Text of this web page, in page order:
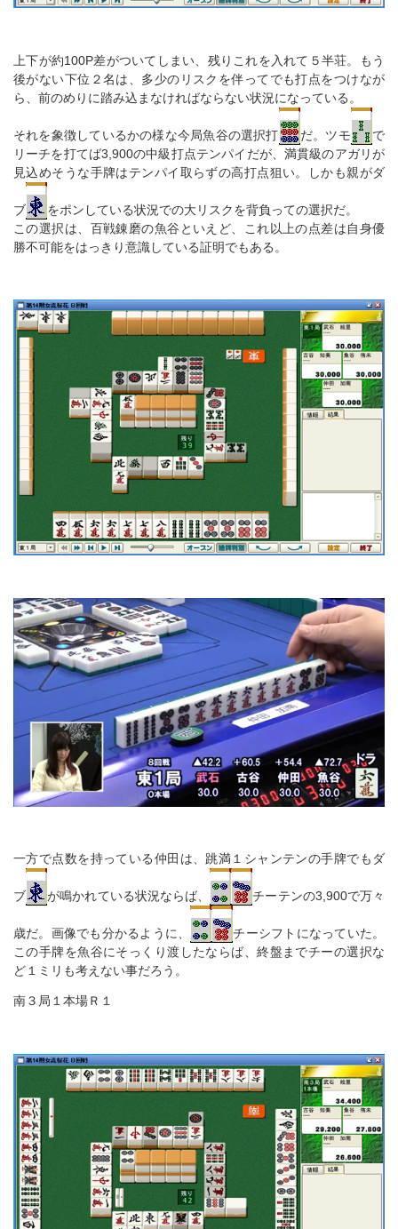
上下が約100P差がついてしまい、残りこれを入れて５半荘。もう
後がない下位２名は、多少のリスクを伴ってでも打点をつけなが
ら、前のめりに踏み込まなければならない状況になっている。
それを象徴しているかの様な今局魚谷の選択打 だ。ツモ
で
リーチを打てば3,900の中級打点テンパイだが、満貫級のアガリが
見込めそうな手牌はテンパイ取らずの高打点狙い。しかも親がダ
ブ
をポンしている状況での大リスクを背負っての選択だ。
この選択は、百戦錬磨の魚谷といえど、これ以上の点差は自身優
勝不可能をはっきり意識している証明でもある。
一方で点数を持っている仲田は、跳満１シャンテンの手牌でもダ
ブ が鳴かれている状況ならば、 チーテンの3,900で万々
歳だ。画像でも分かるように、
チーシフトになっていた。
この手牌を魚谷にそっくり渡したならば、終盤までチーの選択な
ど１ミリも考えない事だろう。
南３局１本場Ｒ１